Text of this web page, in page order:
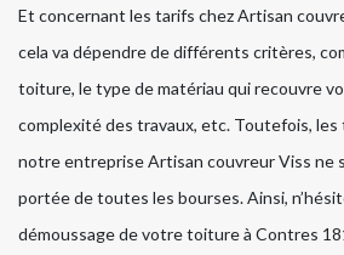
Et concernant les tarifs chez Artisan
cela va dépendre de différents critères,
toiture, le type de matériau qui recouvre
complexité des travaux, etc. Toutefois, les
notre entreprise Artisan couvreur Viss ne
portée de toutes les bourses. Ainsi,
démoussage de votre toiture à Contres